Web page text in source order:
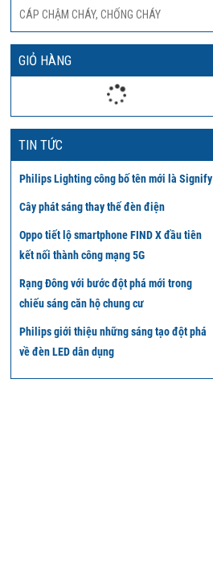
CÁP CHẬM CHÁY, CHỐNG CHÁY
GIỎ HÀNG
TIN TỨC
Philips Lighting công bố tên mới là Signify
Cây phát sáng thay thế đèn điện
Oppo tiết lộ smartphone FIND X đầu tiên
kết nối thành công mạng 5G
Rạng Đông với bước đột phá mới trong
chiếu sáng căn hộ chung cư
Philips giới thiệu những sáng tạo đột phá
về đèn LED dân dụng